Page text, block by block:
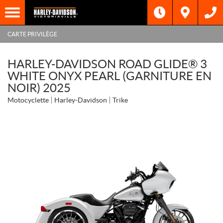
CARTE PRIVILÈGE
HARLEY-DAVIDSON ROAD GLIDE® 3
WHITE ONYX PEARL (GARNITURE EN
NOIR) 2025
Motocyclette Harley-Davidson Trike